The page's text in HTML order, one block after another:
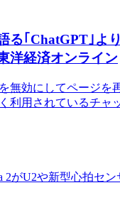
る｢ChatGPT｣よ
洋経済オンライン
無効にしてページを
用されているチャ
2がU2や新型心拍セン